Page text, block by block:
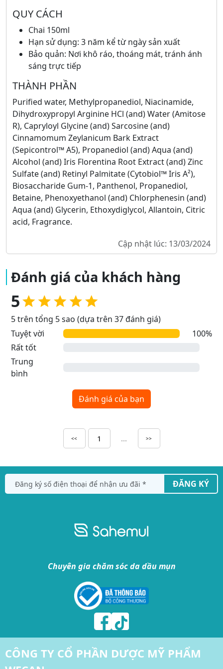
QUY CÁCH
Chai 150ml
Hạn sử dụng: 3 năm kể từ ngày sản xuất
Bảo quản: Nơi khô ráo, thoáng mát, tránh ánh
sáng trực tiếp
THÀNH PHẦN
Purified water, Methylpropanediol, Niacinamide,
Dihydroxypropyl Arginine HCl (and) Water (Amitose
R), Capryloyl Glycine (and) Sarcosine (and)
Cinnamomum Zeylanicum Bark Extract
(Sepicontrol™ A5), Propanediol (and) Aqua (and)
Alcohol (and) Iris Florentina Root Extract (and) Zinc
Sulfate (and) Retinyl Palmitate (Cytobiol™ Iris A²),
Biosaccharide Gum-1, Panthenol, Propanediol,
Betaine, Phenoxyethanol (and) Chlorphenesin (and)
Aqua (and) Glycerin, Ethoxydiglycol, Allantoin, Citric
acid, Fragrance.
Cập nhật lúc: 13/03/2024
Đánh giá của khách hàng
5
5 trên tổng 5 sao (dựa trên 37 đánh giá)
Tuyệt vời
100%
Rất tốt
Trung
bình
Đánh giá của bạn
<< 1 ... >>
ĐĂNG KÝ
Chuyên gia chăm sóc da dầu mụn
CÔNG TY CỔ PHẦN DƯỢC MỸ PHẨM